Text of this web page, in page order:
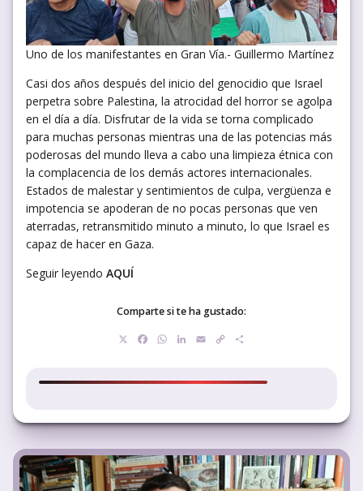
Uno de los manifestantes en Gran Vía.- Guillermo Martínez
Casi dos años después del inicio del genocidio que Israel
perpetra sobre Palestina, la atrocidad del horror se agolpa
en el día a día. Disfrutar de la vida se torna complicado
para muchas personas mientras una de las potencias más
poderosas del mundo lleva a cabo una limpieza étnica con
la complacencia de los demás actores internacionales.
Estados de malestar y sentimientos de culpa, vergüenza e
impotencia se apoderan de no pocas personas que ven
aterradas, retransmitido minuto a minuto, lo que Israel es
capaz de hacer en Gaza.
Seguir leyendo AQUÍ
Comparte si te ha gustado:
Facebook
WhatsApp
LinkedIn
EmailCopy